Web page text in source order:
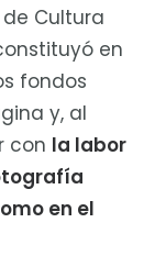
Cultura
en
fondos
y, al
con la labor
en el